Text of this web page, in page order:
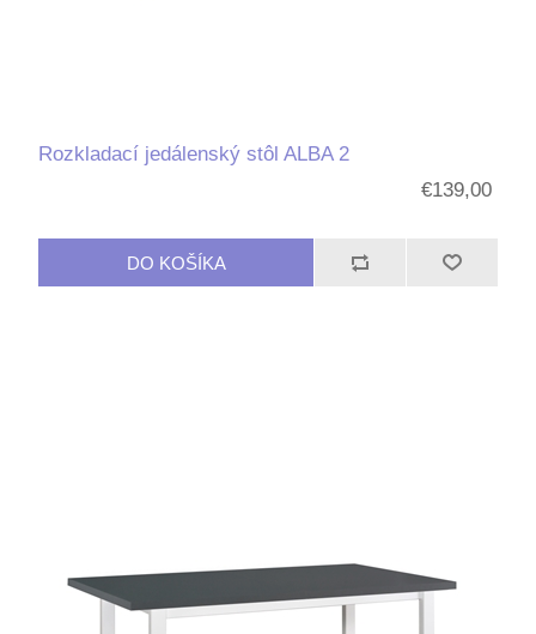
Rozkladací jedálenský stôl ALBA 2
€139,00